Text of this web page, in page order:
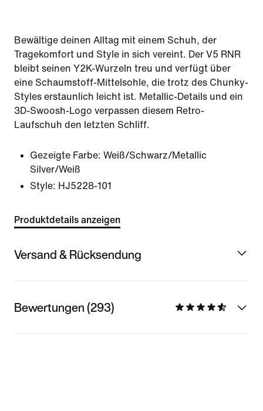
Bewältige deinen Alltag mit einem Schuh, der
Tragekomfort und Style in sich vereint. Der V5 RNR
bleibt seinen Y2K-Wurzeln treu und verfügt über
eine Schaumstoff-Mittelsohle, die trotz des Chunky-
Styles erstaunlich leicht ist. Metallic-Details und ein
3D-Swoosh-Logo verpassen diesem Retro-
Laufschuh den letzten Schliff.
Gezeigte Farbe: Weiß/Schwarz/Metallic
Silver/Weiß
Style: HJ5228-101
Produktdetails anzeigen
Versand & Rücksendung
Bewertungen (293)